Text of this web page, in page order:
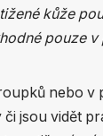
kůže
pouze
nebo v
jsou vidět